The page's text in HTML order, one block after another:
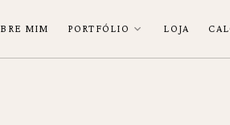
MIM PORTFÓLIO LOJA